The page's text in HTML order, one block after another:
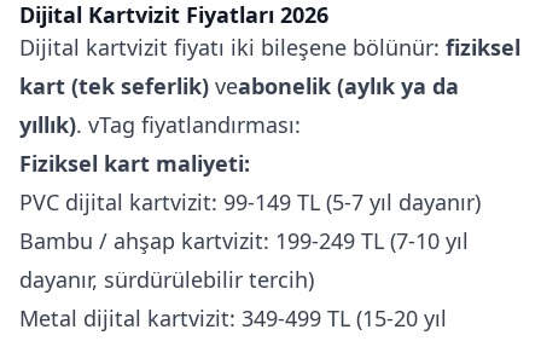
Dijital Kartvizit Fiyatları 2026
Dijital kartvizit fiyatı iki bileşene bölünür: fiziksel
kart (tek seferlik) veabonelik (aylık ya da
yıllık). vTag fiyatlandırması:
Fiziksel kart maliyeti:
PVC dijital kartvizit: 99-149 TL (5-7 yıl dayanır)
Bambu / ahşap kartvizit: 199-249 TL (7-10 yıl
dayanır, sürdürülebilir tercih)
Metal dijital kartvizit: 349-499 TL (15-20 yıl